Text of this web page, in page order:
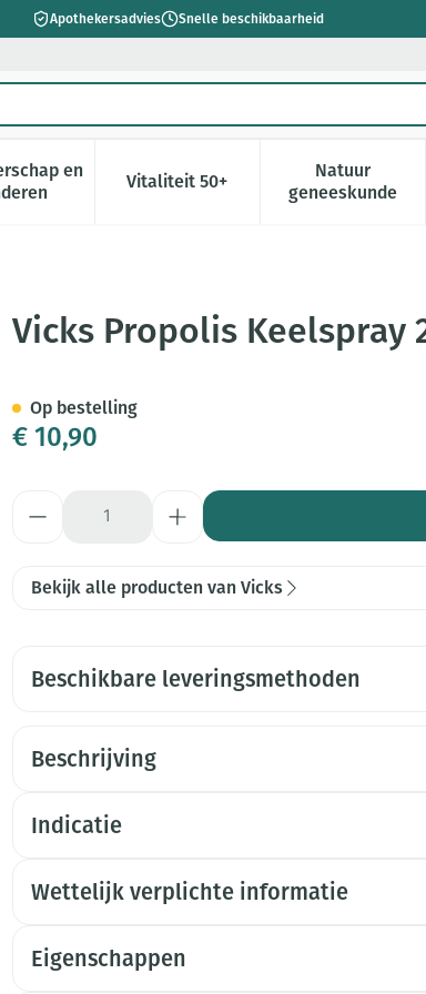
Apothekersadvies Snelle beschikbaarheid
en hygiëne categorie
Dieet, voeding en vitamines categorie
en
Toon submenu voor Zwangerschap en kinderen
Vitaliteit 50+Toon submenu voor Vitaliteit
Natuur
geneeskunde
Toon
Vicks Propolis Keelspray
€ 10,90
Op bestelling
Bekijk alle producten van Vicks
Beschikbare leveringsmethoden
Beschrijving
Indicatie
Wettelijk verplichte informatie
Eigenschappen